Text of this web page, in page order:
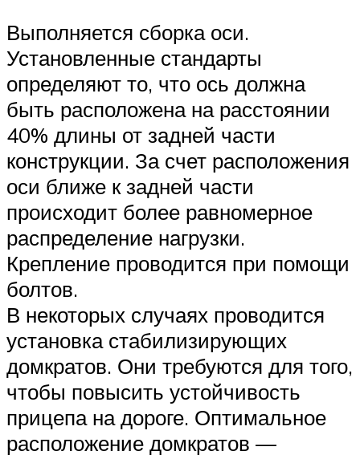
Выполняется сборка оси.
Установленные стандарты
определяют то, что ось должна
быть расположена на расстоянии
40% длины от задней части
конструкции. За счет расположения
оси ближе к задней части
происходит более равномерное
распределение нагрузки.
Крепление проводится при помощи
болтов.
В некоторых случаях проводится
установка стабилизирующих
домкратов. Они требуются для того,
чтобы повысить устойчивость
прицепа на дороге. Оптимальное
расположение домкратов —